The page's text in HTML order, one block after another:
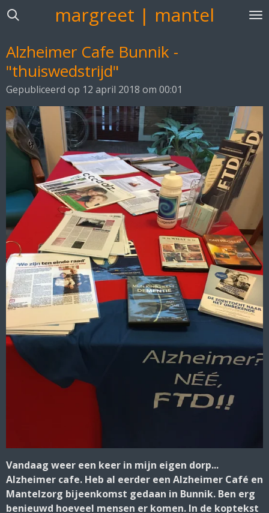
Ga
de
hoofdinhoud
margreet | mantel
Alzheimer Cafe Bunnik -
"thuiswedstrijd"
Gepubliceerd op 12 april 2018 om 00:01
Vandaag weer een keer in mijn eigen dorp...
Alzheimer cafe. Heb al eerder een Alzheimer Café en
Mantelzorg bijeenkomst gedaan in Bunnik. Ben erg
benieuwd hoeveel mensen er komen. In de koptekst